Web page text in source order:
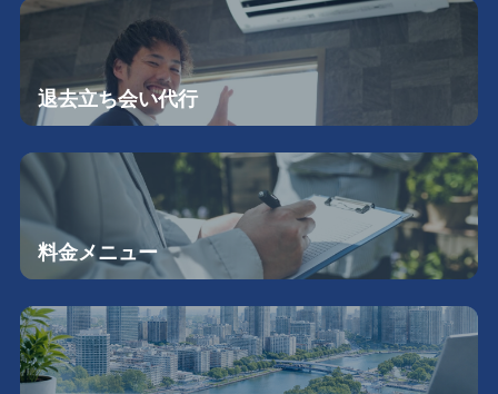
退去立ち会い代行
料金メニュー